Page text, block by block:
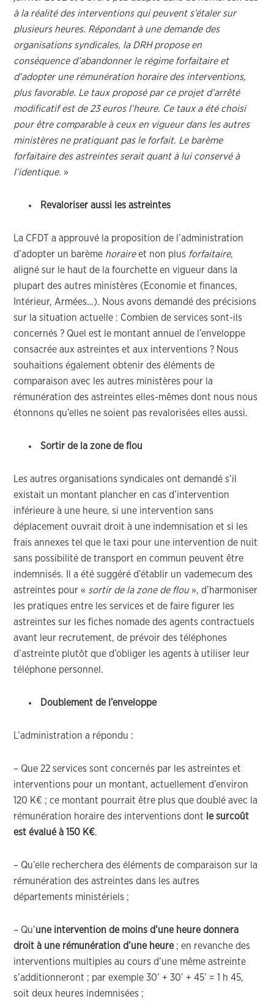
à la réalité des interventions qui peuvent s’étaler sur
plusieurs heures. Répondant à une demande des
organisations syndicales, la DRH propose en
conséquence d’abandonner le régime forfaitaire et
d’adopter une rémunération horaire des interventions,
plus favorable. Le taux proposé par ce projet d’arrêté
modificatif est de 23 euros l’heure. Ce taux a été choisi
pour être comparable à ceux en vigueur dans les autres
ministères ne pratiquant pas le forfait. Le barème
forfaitaire des astreintes serait quant à lui conservé à
l’identique. »
Revaloriser aussi les astreintes
La CFDT a approuvé la proposition de l’administration
d’adopter un barème horaireet non plus forfaitaire,
aligné sur le haut de la fourchette en vigueur dans la
plupart des autres ministères (Economie et finances,
Intérieur, Armées…). Nous avons demandé des précisions
sur la situation actuelle : Combien de services sont-ils
concernés ? Quel est le montant annuel de l’enveloppe
consacrée aux astreintes et aux interventions ? Nous
souhaitions également obtenir des éléments de
comparaison avec les autres ministères pour la
rémunération des astreintes elles-mêmes dont nous nous
étonnons qu’elles ne soient pas revalorisées elles aussi.
Sortir de la zone de flou
Les autres organisations syndicales ont demandé s’il
existait un montant plancher en cas d’intervention
inférieure à une heure, si une intervention sans
déplacement ouvrait droit à une indemnisation et si les
frais annexes tel que le taxi pour une intervention de nuit
sans possibilité de transport en commun peuvent être
indemnisés. Il a été suggéré d’établir un vademecum des
astreintes pour « sortir de la zone de flou», d’harmoniser
les pratiques entre les services et de faire figurer les
astreintes sur les fiches nomade des agents contractuels
avant leur recrutement, de prévoir des téléphones
d’astreinte plutôt que d’obliger les agents à utiliser leur
téléphone personnel.
Doublement de l’enveloppe
L’administration a répondu :
– Que 22 services sont concernés par les astreintes et
interventions pour un montant, actuellement d’environ
120 K€ ; ce montant pourrait être plus que doublé avec la
rémunération horaire des interventions dont le surcoût
est évalué à 150 K€.
– Qu’elle recherchera des éléments de comparaison sur la
rémunération des astreintes dans les autres
départements ministériels ;
– Qu’une intervention de moins d’une heure donnera
droit à une rémunération d’une heure ; en revanche des
interventions multiples au cours d’une même astreinte
s’additionneront ; par exemple 30’ + 30’ + 45’ = 1 h 45,
soit deux heures indemnisées ;